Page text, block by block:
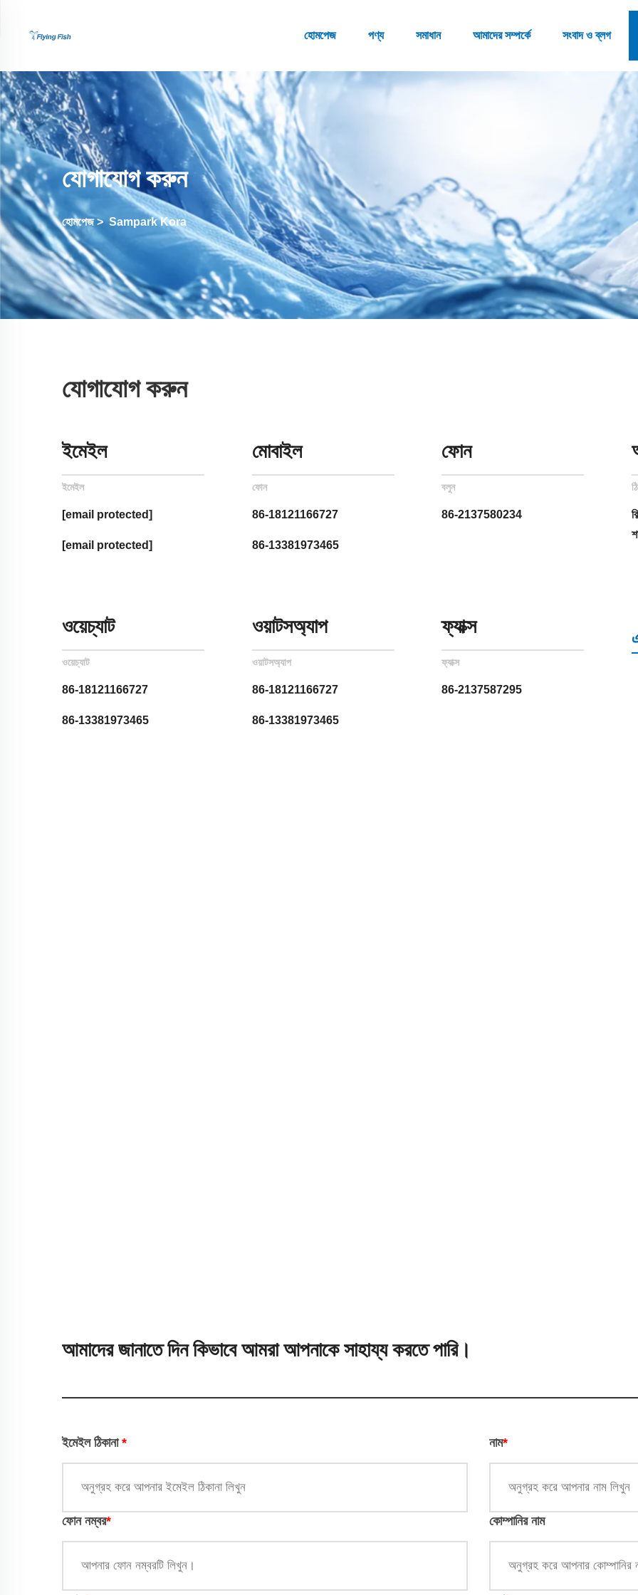
হোমপেজ পণ্য সমাধান আমাদের সম্পর্কে সংবাদ ও ব্লগ
যোগাযোগ করুন
হোমপেজ>Sampark Kora
যোগাযোগ করুন
ইমেইল
ইমেইল
[email protected]
[email protected]
মোবাইল
ফোন
86-18121166727
86-13381973465
ফোন
বলুন
86-2137580234
ওয়েচ্যাট
ওয়েচ্যাট
86-18121166727
86-13381973465
ওয়াটসঅ্যাপ
ওয়াটসঅ্যাপ
86-18121166727
86-13381973465
ফ্যাক্স
ফ্যাক্স
86-2137587295
আমাদের জানাতে দিন কিভাবে আমরা আপনাকে সাহায্য করতে পারি।
ইমেইল ঠিকানা* নাম*
ফোন নম্বর* কোম্পানির নাম